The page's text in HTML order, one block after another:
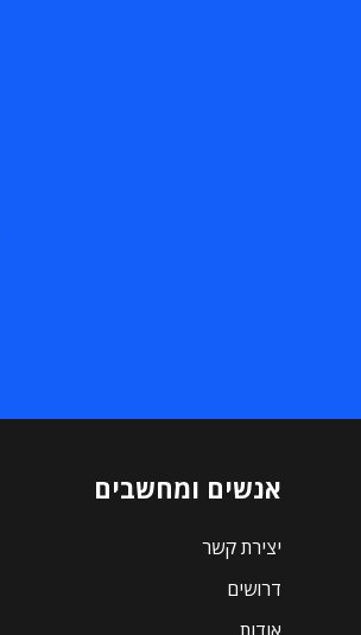
אנשים ומחשבים
יצירת קשר
דרושים